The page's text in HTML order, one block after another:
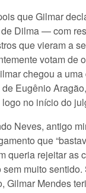
que Gilmar
Dilma — com
que vieram a
votam de
chegou a
Eugênio
no início do
Neves, antigo
que
queria rejeitar as
muito sentido.
Gilmar Mendes